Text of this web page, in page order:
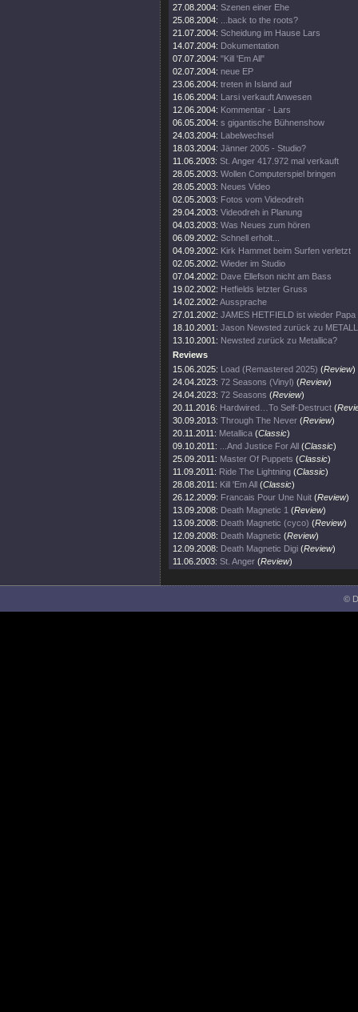
27.08.2004: Szenen einer Ehe
25.08.2004:
...back to the roots?
21.07.2004: Scheidung im Hause Lars
14.07.2004: Dokumentation
07.07.2004: "Kill 'Em All"
02.07.2004: neue EP
23.06.2004: treten in Island auf
16.06.2004: Larsi verkauft Anwesen
12.06.2004: Kommentar - Lars
06.05.2004: s gigantische Bühnenshow
24.03.2004: Labelwechsel
18.03.2004: Jänner 2005 - Studio?
11.06.2003: St. Anger 417.972 mal verkauft
28.05.2003: Wollen Computerspiel bringen
28.05.2003: Neues Video
02.05.2003: Fotos vom Videodreh
29.04.2003: Videodreh in Planung
04.03.2003: Was Neues zum hören
06.09.2002: Schnell erholt...
04.09.2002: Kirk Hammet beim Surfen verletzt
02.05.2002: Wieder im Studio
07.04.2002: Dave Ellefson nicht am Bass
19.02.2002: Hetfields letzter Gruss
14.02.2002: Aussprache
27.01.2002: JAMES HETFIELD ist wieder Papa
18.10.2001: Jason Newsted zurück zu
13.10.2001: Newsted zurück zu Metallica?
Reviews
15.06.2025: Load (Remastered 2025) (Review)
24.04.2023: 72 Seasons (Vinyl) (Review)
24.04.2023: 72 Seasons (Review)
20.11.2016: Hardwired…To Self-Destruct (
30.09.2013: Through The Never (Review)
20.11.2011: Metallica (Classic)
09.10.2011:
...And Justice For All (Classic)
25.09.2011: Master Of Puppets (Classic)
11.09.2011: Ride The Lightning (Classic)
28.08.2011: Kill 'Em All (Classic)
26.12.2009: Francais Pour Une Nuit (Review)
13.09.2008: Death Magnetic 1 (Review)
13.09.2008: Death Magnetic (cyco) (Review)
12.09.2008: Death Magnetic (Review)
12.09.2008: Death Magnetic Digi (Review)
11.06.2003: St. Anger (Review)
©